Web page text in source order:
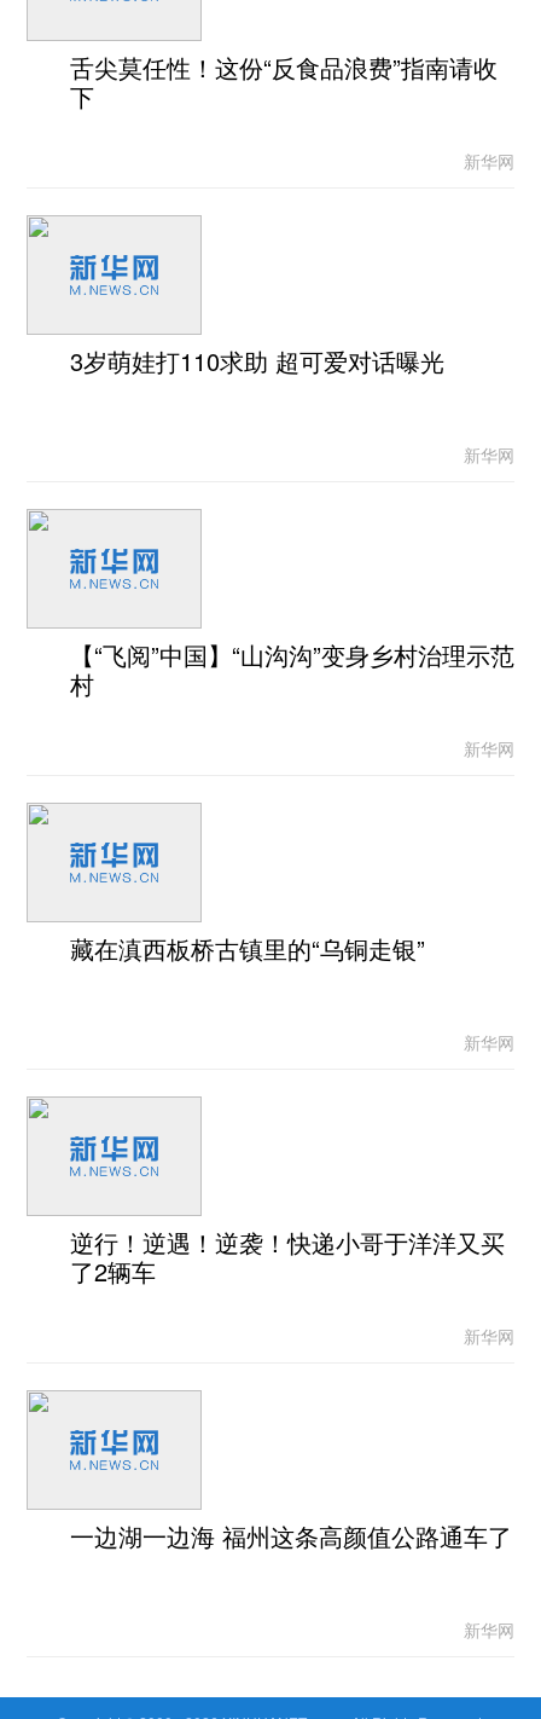
舌尖莫任性！这份“反食品浪费”指南请收
下
新华网
3岁萌娃打110求助 超可爱对话曝光
新华网
【“飞阅”中国】“山沟沟”变身乡村治理示范
村
新华网
藏在滇西板桥古镇里的“乌铜走银”
新华网
逆行！逆遇！逆袭！快递小哥于洋洋又买
了2辆车
新华网
一边湖一边海 福州这条高颜值公路通车了
新华网